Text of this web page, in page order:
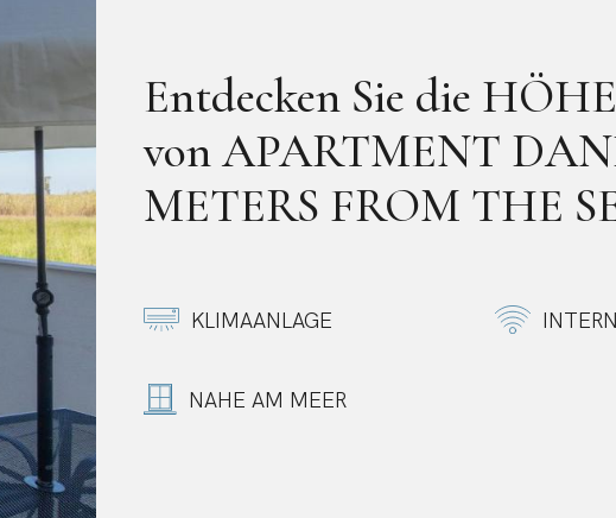
Entdecken Sie die
von APARTMENT
METERS FROM THE
KLIMAANLAGE
NAHE AM MEER